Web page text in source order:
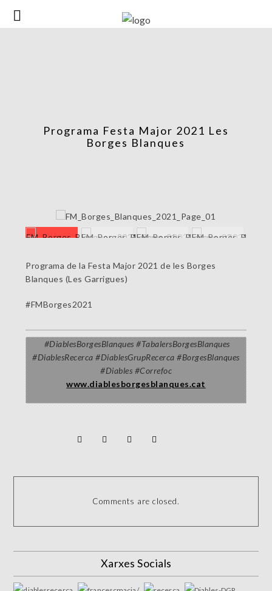
Programa Festa Major 2021 Les
Borges Blanques
Programa de la Festa Major 2021 de les Borges
Blanques (Les Garrigues)
#FMBorges2021
#DiablesBorgesBlanques #TabalersBorgesBlanques
#DiablesRecerca #DiablesGrupRecerca#BorgesBlanques
#Diables #Correfoc
www.diablesborgesblanques.cat
Comments are closed.
Xarxes Socials